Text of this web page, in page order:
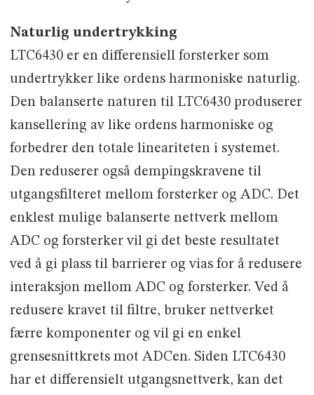
Naturlig undertrykking
LTC6430 er en differensiell forsterker som
undertrykker like ordens harmoniske naturlig.
Den balanserte naturen til LTC6430 produserer
kansellering av like ordens harmoniske og
forbedrer den totale lineariteten i systemet.
Den reduserer også dempingskravene til
utgangsfilteret mellom forsterker og ADC. Det
enklest mulige balanserte nettverk mellom
ADC og forsterker vil gi det beste resultatet
ved å gi plass til barrierer og vias for å redusere
interaksjon mellom ADC og forsterker. Ved å
redusere kravet til filtre, bruker nettverket
færre komponenter og vil gi en enkel
grensesnittkrets mot ADCen. Siden LTC6430
har et differensielt utgangsnettverk, kan det